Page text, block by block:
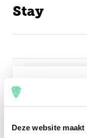
Deze website
Dutch
Stay